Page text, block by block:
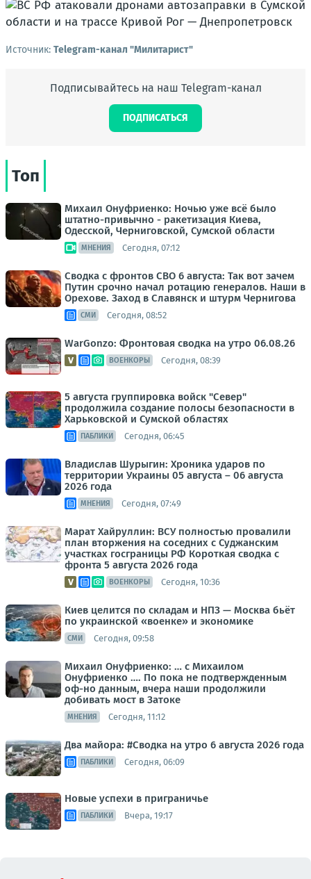
Источник: Telegram-канал "Милитарист"
Подписывайтесь на наш Telegram-канал
ПОДПИСАТЬСЯ
Топ
Михаил Онуфриенко: Ночью уже всё было
штатно-привычно - ракетизация Киева,
Одесской, Черниговской, Сумской области
МНЕНИЯ Сегодня, 07:12
Сводка с фронтов СВО 6 августа: Так вот зачем
Путин срочно начал ротацию генералов. Наши в
Орехове. Заход в Славянск и штурм Чернигова
СМИ Сегодня, 08:52
WarGonzo: Фронтовая сводка на утро 06.08.26
ВОЕНКОРЫ Сегодня, 08:39
5 августа группировка войск "Север"
продолжила создание полосы безопасности в
Харьковской и Сумской областях
ПАБЛИКИ Сегодня, 06:45
Владислав Шурыгин: Хроника ударов по
территории Украины 05 августа – 06 августа
2026 года
МНЕНИЯ Сегодня, 07:49
Марат Хайруллин: ВСУ полностью провалили
план вторжения на соседних с Суджанским
участках госграницы РФ Короткая сводка с
фронта 5 августа 2026 года
ВОЕНКОРЫ Сегодня, 10:36
Киев целится по складам и НПЗ — Москва бьёт
по украинской «военке» и экономике
СМИ Сегодня, 09:58
Михаил Онуфриенко: … с Михаилом
Онуфриенко …. По пока не подтвержденным
оф-но данным, вчера наши продолжили
добивать мост в Затоке
МНЕНИЯ Сегодня, 11:12
Два майора: #Сводка на утро 6 августа 2026 года
ПАБЛИКИ Сегодня, 06:09
Новые успехи в приграничье
ПАБЛИКИ Вчера, 19:17